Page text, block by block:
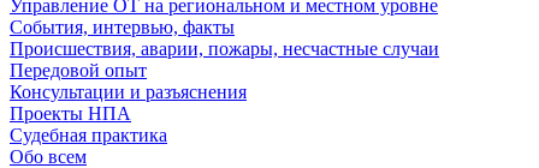
Управление ОТ на региональном и местном уровне
События, интервью, факты
Происшествия, аварии, пожары, несчастные случаи
Передовой опыт
Консультации и разъяснения
Проекты НПА
Судебная практика
Обо всем